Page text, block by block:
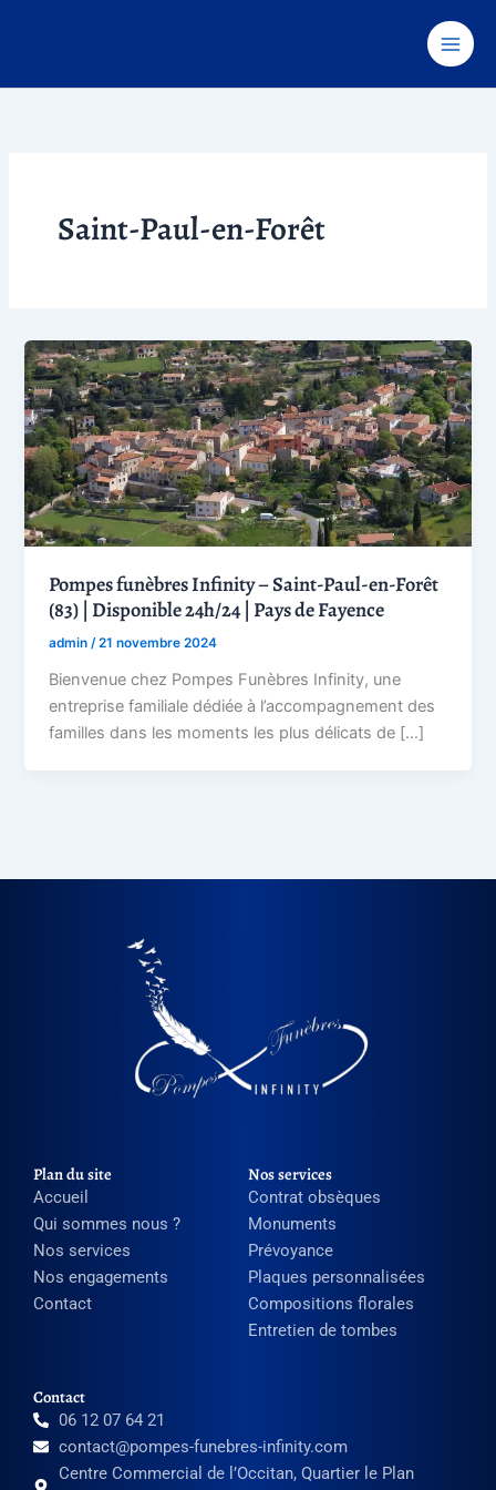
Saint-Paul-en-Forêt
Pompes funèbres Infinity – Saint-Paul-en-Forêt
(83) | Disponible 24h/24 | Pays de Fayence
admin/21 novembre 2024
Bienvenue chez Pompes Funèbres Infinity, une
entreprise familiale dédiée à l’accompagnement des
familles dans les moments les plus délicats de […]
Plan du site
Accueil
Qui sommes nous ?
Nos services
Nos engagements
Contact
Nos services
Contrat obsèques
Monuments
Prévoyance
Plaques personnalisées
Compositions florales
Entretien de tombes
Contact
06 12 07 64 21
contact@pompes-funebres-infinity.com
Centre Commercial de l’Occitan, Quartier le Plan